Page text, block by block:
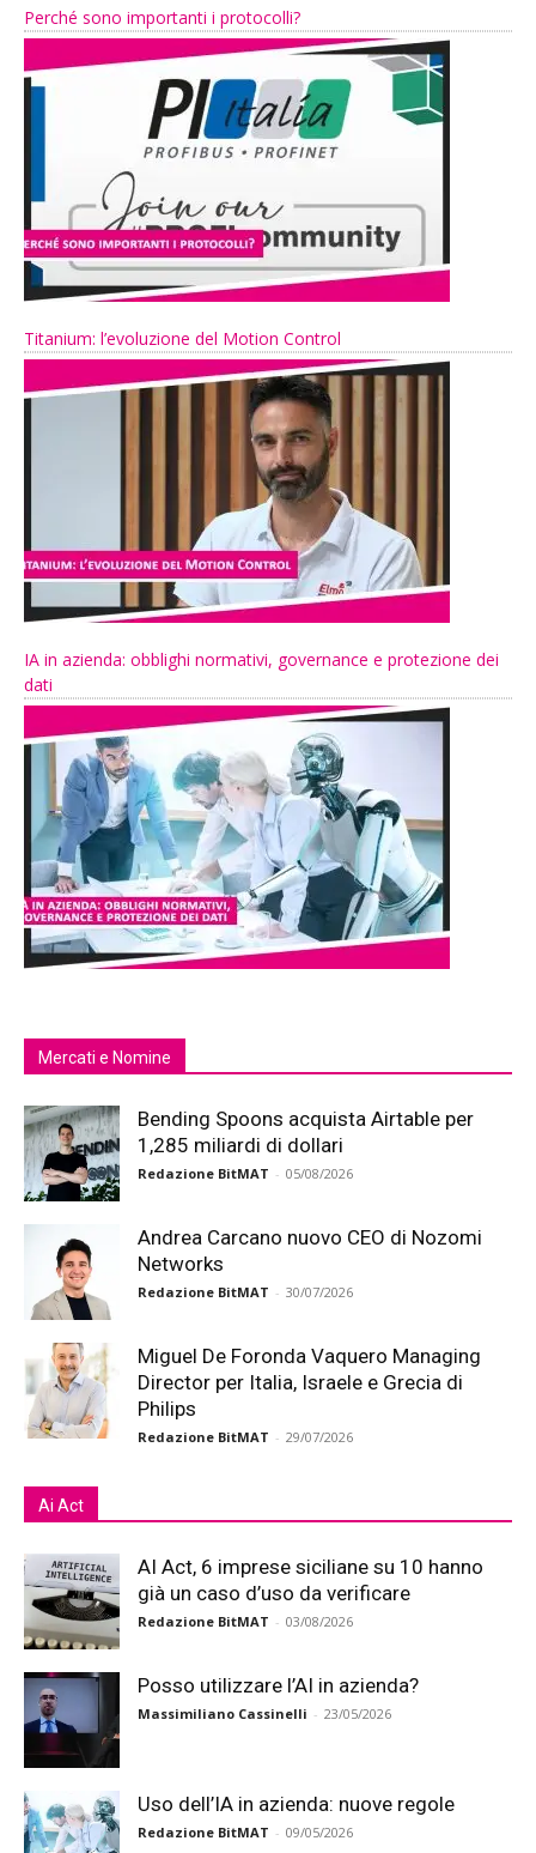
Perché sono importanti i protocolli?
Titanium: l’evoluzione del Motion Control
IA in azienda: obblighi normativi, governance e protezione dei
dati
Mercati e Nomine
Bending Spoons acquista Airtable per
1,285 miliardi di dollari
Redazione BitMAT - 05/08/2026
Andrea Carcano nuovo CEO di Nozomi
Networks
Redazione BitMAT - 30/07/2026
Miguel De Foronda Vaquero Managing
Director per Italia, Israele e Grecia di
Philips
Redazione BitMAT - 29/07/2026
Ai Act
AI Act, 6 imprese siciliane su 10 hanno
già un caso d’uso da verificare
Redazione BitMAT - 03/08/2026
Posso utilizzare l’AI in azienda?
Massimiliano Cassinelli - 23/05/2026
Uso dell’IA in azienda: nuove regole
Redazione BitMAT - 09/05/2026